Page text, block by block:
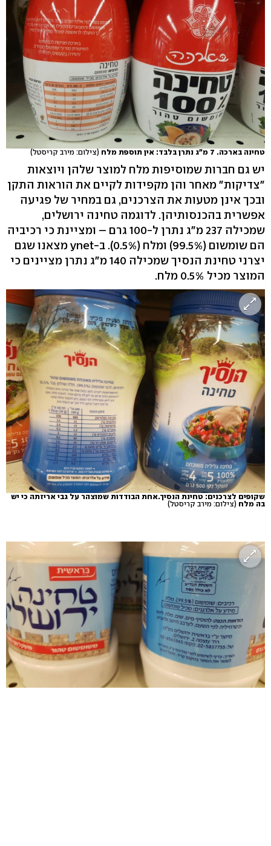
טחינה בארכה. 7 מ"ג נתרן בלבד: אין תוספת מלח (צילום: מירב קריסטל)
יש גם חברות שמוסיפות מלח למוצר שלהן ויוצאות
"צדיקות" מאחר והן מקפידות לקיים את הוראות התקן
ובכך אינן מטעות את הצרכנים, גם במחיר של פגיעה
אפשרית בהכנסותיהן. לדוגמה טחינה ירושלים,
שמכילה 237 מ"ג נתרן ל-100 גרם – ומציינת כי רכיביה
הם שומשום (99.5%) ומלח (0.5%). ב-ynet מצאנו שגם
יצרני טחינת הנסיך שמכילה 140 מ"ג נתרן מציינים כי
המוצר מכיל 0.5% מלח.
שקופים לצרכנים: טחינת הנסיך.אחת הבודדות שמוצהר על גבי אריזתה כי יש
בה מלח (צילום: מירב קריסטל)